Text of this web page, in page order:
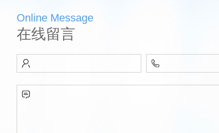
Online Message
在线留言